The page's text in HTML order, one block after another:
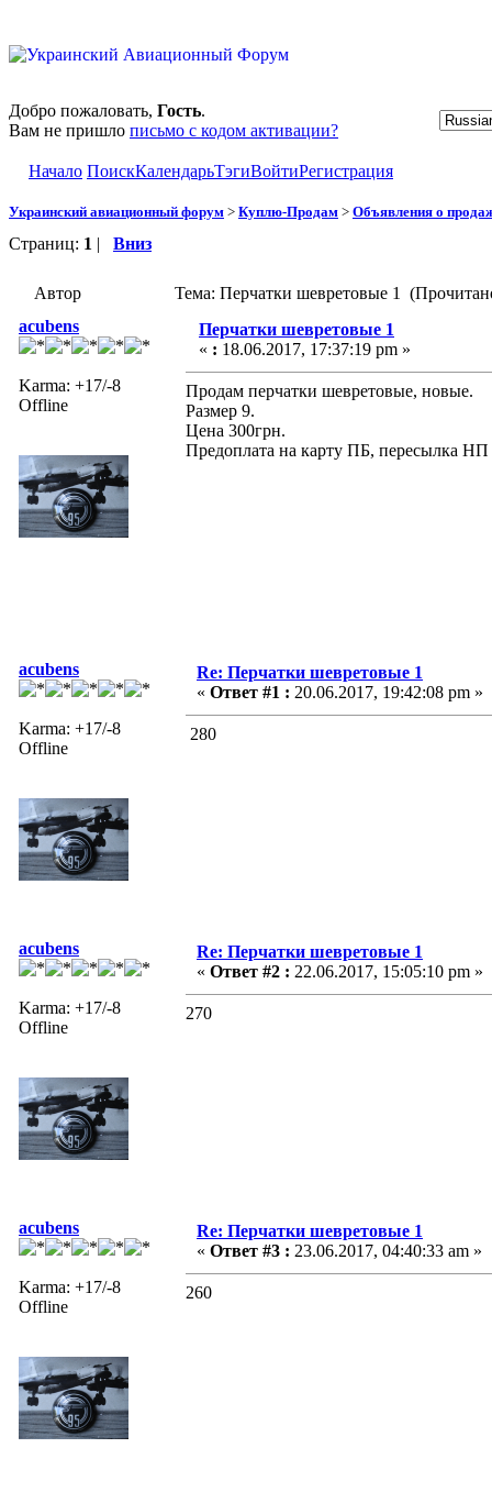
Добро пожаловать, Гость.
Вам не пришло письмо с кодом активации?
Начало ПоискКалендарьТэгиВойтиРегистрация
Украинский авиационный форум > Куплю-Продам > Объявления о
Страниц: 1 | Вниз
Автор
Тема: Перчатки шевретовые 1
acubens
Karma: +17/-8
Offline
Перчатки шевретовые 1
« : 18.06.2017, 17:37:19 pm »
Продам перчатки шевретовые, новые.
Размер 9.
Цена 300грн.
Предоплата на карту ПБ, пересылка НП
acubens
Karma: +17/-8
Offline
Re: Перчатки шевретовые 1
« Ответ #1 : 20.06.2017, 19:42:08 pm »
280
acubens
Karma: +17/-8
Offline
Re: Перчатки шевретовые 1
« Ответ #2 : 22.06.2017, 15:05:10 pm »
270
acubens
Karma: +17/-8
Offline
Re: Перчатки шевретовые 1
« Ответ #3 : 23.06.2017, 04:40:33 am »
260